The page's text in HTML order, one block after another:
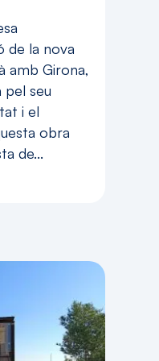
de la nova
amb Girona,
pel seu
i el
obra
de...